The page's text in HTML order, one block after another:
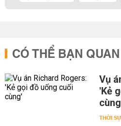
CÓ THỂ BẠN
Vụ
'Kẻ
THỜI SỰ